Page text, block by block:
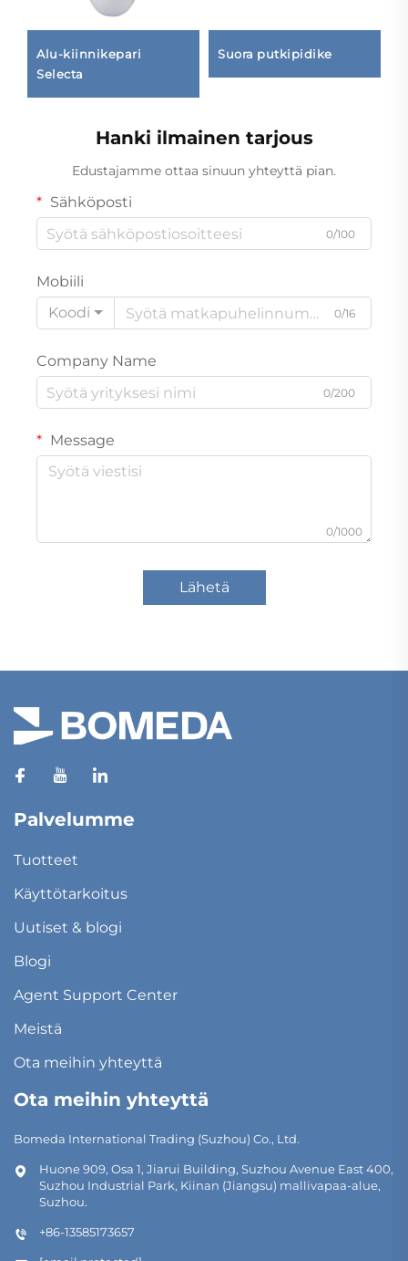
Alu-kiinnikepari
Selecta
Suora putkipidike
Hanki ilmainen tarjous
Edustajamme ottaa sinuun yhteyttä pian.
Sähköposti
0/100
Mobiili
Koodi
0/16
Company Name
0/200
Message
0/1000
Lähetä
Palvelumme
Tuotteet
Käyttötarkoitus
Uutiset & blogi
Blogi
Agent Support Center
Meistä
Ota meihin yhteyttä
Ota meihin yhteyttä
Bomeda International Trading (Suzhou) Co., Ltd.
Huone 909, Osa 1, Jiarui Building, Suzhou Avenue East 400,
Suzhou Industrial Park, Kiinan (Jiangsu) mallivapaa-alue,
Suzhou.
+86-13585173657